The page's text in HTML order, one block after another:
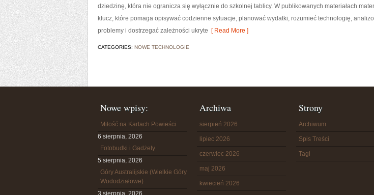
dziedzinę, która nie ogranicza się wyłącznie do szkolnej tablicy. W publikowanych materiałach
klucz, które pomaga opisywać codzienne sytuacje, planować wydatki, rozumieć technologię,
problemy i dostrzegać zależności ukryte [ Read More ]
CATEGORIES: NOWE TECHNOLOGIE
Nowe wpisy:
Miłość na Kartach Powieści
6 sierpnia, 2026
Fotobudki i Gadżety
5 sierpnia, 2026
Góry Australijskie (Wielkie Góry
Wododziałowe)
3 sierpnia, 2026
Archiwa
sierpień 2026
lipiec 2026
czerwiec 2026
maj 2026
kwiecień 2026
Strony
Archiwum
Spis Treści
Tagi